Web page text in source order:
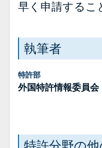
早く申請するこ
執筆者
特許部
外国特許情報委員会